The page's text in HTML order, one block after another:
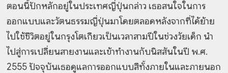
ตอนนี้ปักหลักอยู่ในประเทศญี่ปุ่นกล่าว เธอสนใจในการ
ออกแบบและวัตนธรรมญี่ปุ่นมาโดยตลอดหลังจากที่ได้ย้าย
ไปใช้ชีวิตอยู่ในกรุงโตเกียวเป็นเวลาสามปีในช่วงวัยเด็ก นำ
ไปสู่การเปลี่ยนสายงานและเข้าทำงานกับนิสสันในปี พ.ศ.
2555 ปัจจุบันเธอดูแลการออกแบบสีทั้งภายในและภายนอก